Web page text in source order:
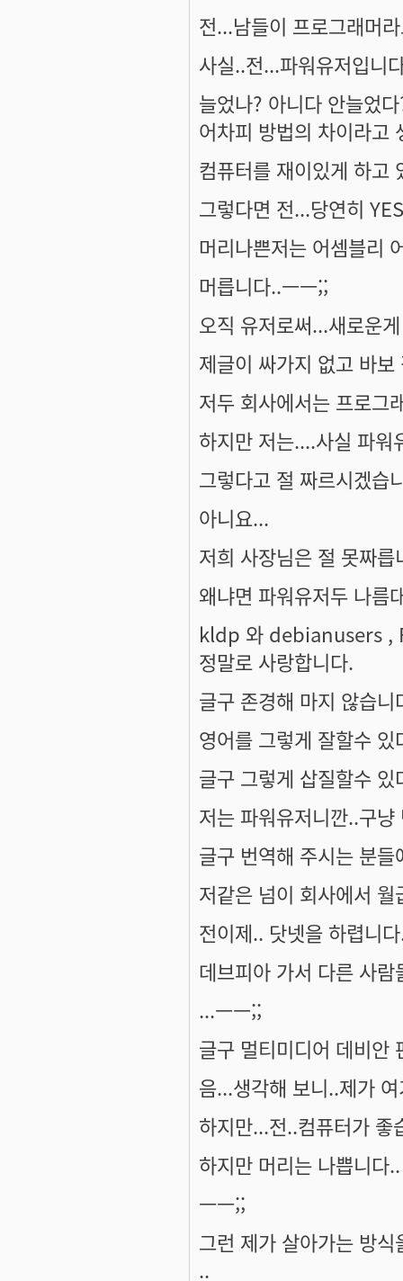
전...남들이 프로그래머
사실..전...파워유저입니
늘었나? 아니다 안늘었
어차피 방법의 차이라고
컴퓨터를 재이있게 하고
그렇다면 전...당연히
머리나쁜저는 어셈블리
머릅니다..ㅡㅡ;;
오직 유저로써...새로운
제글이 싸가지 없고 바
저두 회사에서는 프로그
하지만 저는....사실 파워
그렇다고 절 짜르시겠습
아니요...
저희 사장님은 절 못짜릅
왜냐면 파워유저두 나름
kldp 와 debianusers ,
정말로 사랑합니다.
글구 존경해 마지 않습니
영어를 그렇게 잘할수 있
글구 그렇게 삽질할수 있
저는 파워유저니깐..구
글구 번역해 주시는 분
저같은 넘이 회사에서
전이제.. 닷넷을 하렵니
데브피아 가서 다른 사
...ㅡㅡ;;
글구 멀티미디어 데비안
음...생각해 보니..제가
하지만...전..컴퓨터가 좋
하지만 머리는 나쁩니다..
ㅡㅡ;;
그런 제가 살아가는 방
..